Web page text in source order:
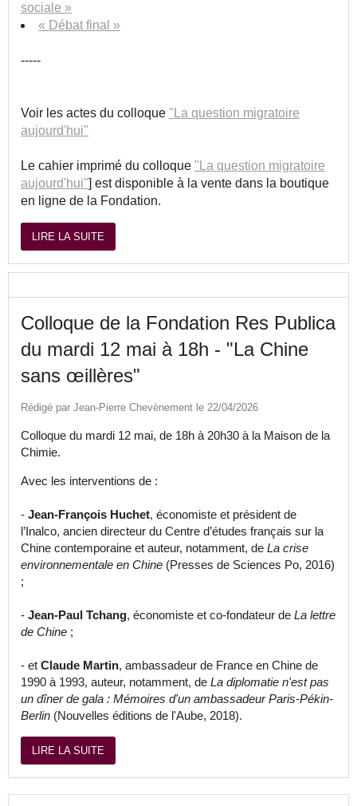
sociale »
« Débat final »
-----
Voir les actes du colloque "La question migratoire
aujourd'hui"
Le cahier imprimé du colloque "La question migratoire
aujourd'hui"] est disponible à la vente dans la boutique
en ligne de la Fondation.
LIRE LA SUITE
Colloque de la Fondation Res Publica
du mardi 12 mai à 18h - "La Chine
sans œillères"
Rédigé par Jean-Pierre Chevènement le 22/04/2026
Colloque du mardi 12 mai, de 18h à 20h30 à la Maison de la
Chimie.
Avec les interventions de :
- Jean-François Huchet, économiste et président de
l’Inalco, ancien directeur du Centre d’études français sur la
Chine contemporaine et auteur, notamment, de La crise
environnementale en Chine (Presses de Sciences Po, 2016)
;
- Jean-Paul Tchang, économiste et co-fondateur de La lettre
de Chine ;
- et Claude Martin, ambassadeur de France en Chine de
1990 à 1993, auteur, notamment, de La diplomatie n'est pas
un dîner de gala : Mémoires d'un ambassadeur Paris-Pékin-
Berlin (Nouvelles éditions de l'Aube, 2018).
LIRE LA SUITE